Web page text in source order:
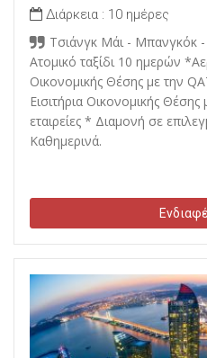
Διάρκεια : 10 ημέρες
Τσιάνγκ Μάι - Μπανγκόκ
Ατομικό ταξίδι 10 ημερών
Οικονομικής Θέσης με την
Εισιτήρια Οικονομικής
εταιρείες * Διαμονή σε
Καθημερινά.